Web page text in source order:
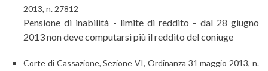
2013, n. 27812
Pensione di inabilità - limite di reddito - dal 28 giugno
2013 non deve computarsi più il reddito del coniuge
Corte di Cassazione, Sezione VI, Ordinanza 31 maggio 2013, n.